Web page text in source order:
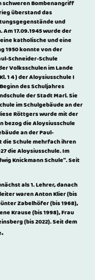
schweren Bombenangriff
überstand das
und
17.09.1945 wurde der
katholische und eine
1950 konnte von der
Schneider-Schule
Volksschulen im Lande
1 4 ) der Aloysiusschule I
des Schuljahres
der Stadt Marl. Sie
im Schulgebäude an der
Röttgers wurde mit der
bezog die Aloysiusschule
an der Paul-
die Schule mehrfach ihren
die Aloysiusschule. Im
Knickmann Schule". Seit
als 1. Lehrer, danach
waren Anton Klier (bis
Zabelhöfer (bis 1968),
Krause (bis 1998), Frau
(bis 2022). Seit dem
.